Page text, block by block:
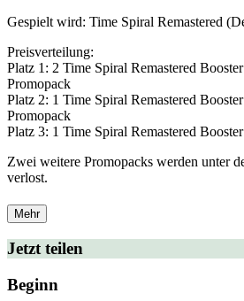
Gespielt wird: Time Spiral Remastered
Preisverteilung:
Platz 1: 2 Time Spiral Remastered
Promopack
Platz 2: 1 Time Spiral Remastered
Promopack
Platz 3: 1 Time Spiral Remastered
Zwei weitere Promopacks werden unter
verlost.
Mehr
Jetzt teilen
Beginn